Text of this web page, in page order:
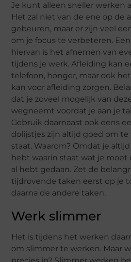
Je kunt alleen sneller werken
Het zal niet van de ene op de
gebeuren, maar er zijn veel
om je focus te verbeteren.
hiervan is het afnemen van
tijdens je werk. Afleiding kan
telefoon, honger, maar ook
kan voor afleiding zorgen.
dat je zoveel mogelijk van
wegneemt voordat je aan je
Gebruik daarnaast ook eens
dolijstjes zijn altijd goed om te
staat. Waarom? Omdat je
hebt waarin staat wat je moet
al hebt gedaan. Zet de
tijdrovende taken eerst op je
daarna de andere taken.
Werk slimmer
Het is tijdens het werken
om slimmer te werken. Maar